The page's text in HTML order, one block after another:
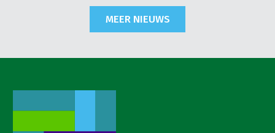
MEER NIEUWS